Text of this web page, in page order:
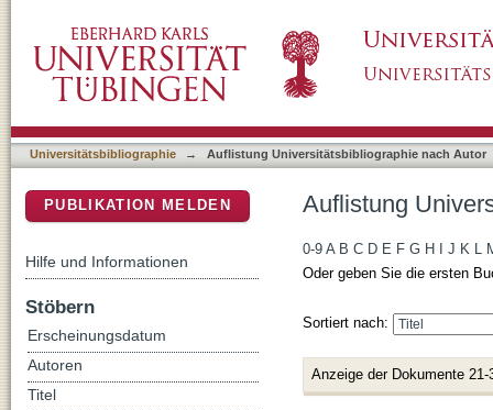
Universitätsbibliographie → Auflistung Universitätsbibliographie nach Autor
Auflistung
0-9 A B C D E F G H J K L
Oder geben Sie die ersten
Sortiert nach:
Anzeige der Dokumente 21-
PUBLIKATION MELDEN
Hilfe und Informationen
Stöbern
Erscheinungsdatum
Autoren
Titel